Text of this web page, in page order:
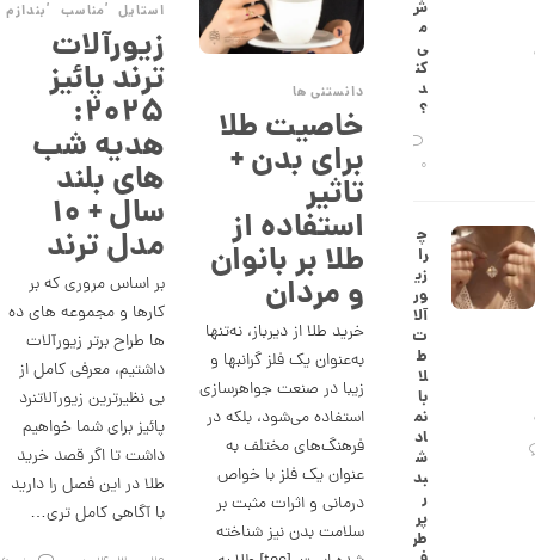
استایل
مناسب
بندازم
زیورآلات
ترند پائیز
۲۰۲۵:
هدیه شب
های بلند
سال + ۱۰
مدل ترند
بر اساس مروری که بر
کارها و مجموعه های ده
ها طراح برتر زیورآلات
داشتیم، معرفی کامل از
بی نظیرترین زیورآلاتنرد
پائیز برای شما خواهیم
داشت تا اگر قصد خرید
طلا در این فصل را دارید
با آگاهی کامل تری…
دانستنی ها
خاصیت طلا
برای بدن +
تاثیر
استفاده از
طلا بر بانوان
و مردان
خرید طلا از دیرباز، نه‌تنها
به‌عنوان یک فلز گرانبها و
زیبا در صنعت جواهرسازی
استفاده می‌شود، بلکه در
فرهنگ‌های مختلف به
عنوان یک فلز با خواص
درمانی و اثرات مثبت بر
سلامت بدن نیز شناخته
ش
م
ی‌
کن
د
؟
0
چ
را
زی
ور
آلا
ت
ط
لا
با
نم
اد
ش
بد
ر
پر
طر
ه
ش
ت
ض
ل
ع
ی
ک
8
8
9
2
6
2
8
2